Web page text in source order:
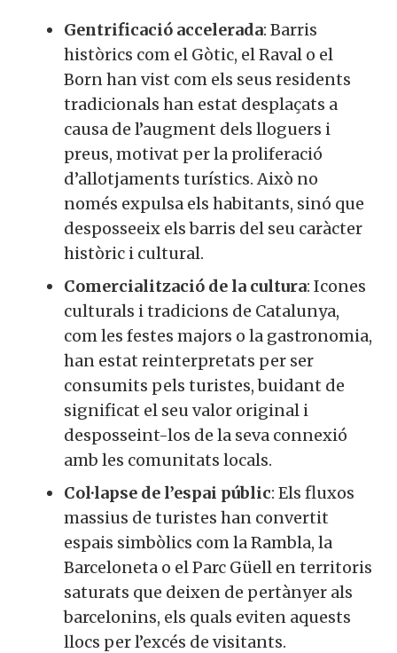
Gentrificació accelerada: Barris
històrics com el Gòtic, el Raval o el
Born han vist com els seus residents
tradicionals han estat desplaçats a
causa de l’augment dels lloguers i
preus, motivat per la proliferació
d’allotjaments turístics. Això no
només expulsa els habitants, sinó que
desposseeix els barris del seu caràcter
històric i cultural.
Comercialització de la cultura: Icones
culturals i tradicions de Catalunya,
com les festes majors o la gastronomia,
han estat reinterpretats per ser
consumits pels turistes, buidant de
significat el seu valor original i
desposseint-los de la seva connexió
amb les comunitats locals.
Col·lapse de l’espai públic: Els fluxos
massius de turistes han convertit
espais simbòlics com la Rambla, la
Barceloneta o el Parc Güell en territoris
saturats que deixen de pertànyer als
barcelonins, els quals eviten aquests
llocs per l’excés de visitants.